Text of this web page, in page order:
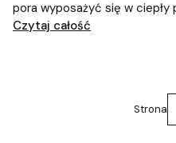
pora wyposażyć się w ciepły
żadne mrozy nie będą Ci
Czytaj całość
Strona